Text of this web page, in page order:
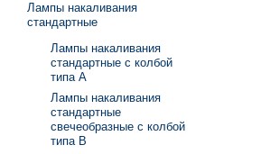
Лампы накаливания
стандартные
Лампы накаливания
стандартные с колбой
типа А
Лампы накаливания
стандартные
свечеобразные с колбой
типа В